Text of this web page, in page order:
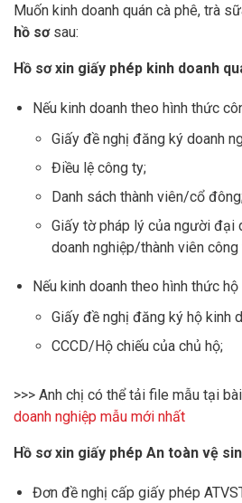
Muốn kinh doanh quán cà phê, trà
hồ sơsau:
Hồ sơ xin giấy phép kinh doanh
Nếu kinh doanh theo hình thức
Giấy đề nghị đăng ký doanh
Điều lệ công ty;
Danh sách thành viên/cổ
Giấy tờ pháp lý của người đại
doanh nghiệp/thành viên công
Nếu kinh doanh theo hình thức hộ
Giấy đề nghị đăng ký hộ kinh
CCCD/Hộ chiếu của chủ hộ;
>>> Anh chị có thể tải file mẫu tại
doanh nghiệp mẫu mới nhất
Hồ sơ xin giấy phép An toàn vệ
Đơn đề nghị cấp giấy phép